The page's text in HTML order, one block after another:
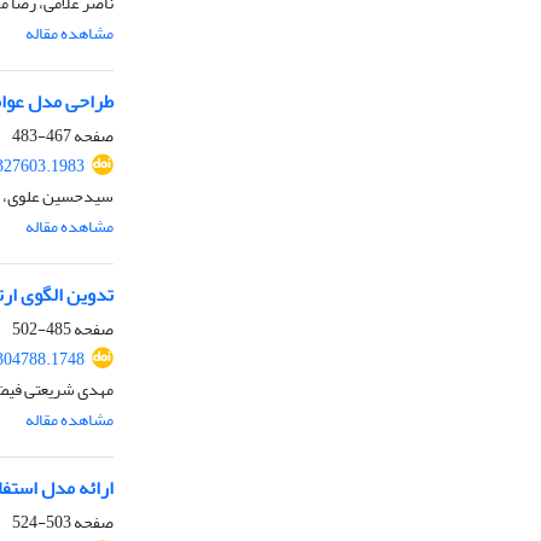
مشاهده مقاله
طراحی مدل
صفحه467-483
سیدحسین علوی،
مشاهده مقاله
تدوین الگوی
صفحه485-502
مهدی شریعتی
مشاهده مقاله
ارائه مدل
صفحه503-524